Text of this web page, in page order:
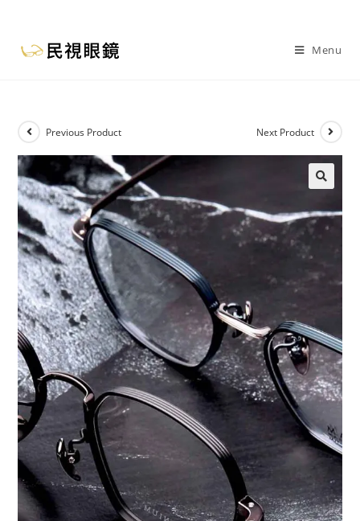
Menu
Previous Product Next Product